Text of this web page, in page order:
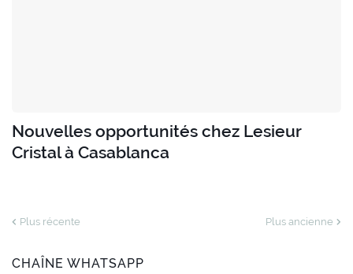
Nouvelles opportunités chez Lesieur
Cristal à Casablanca
Plus récente Plus ancienne
CHAÎNE WHATSAPP